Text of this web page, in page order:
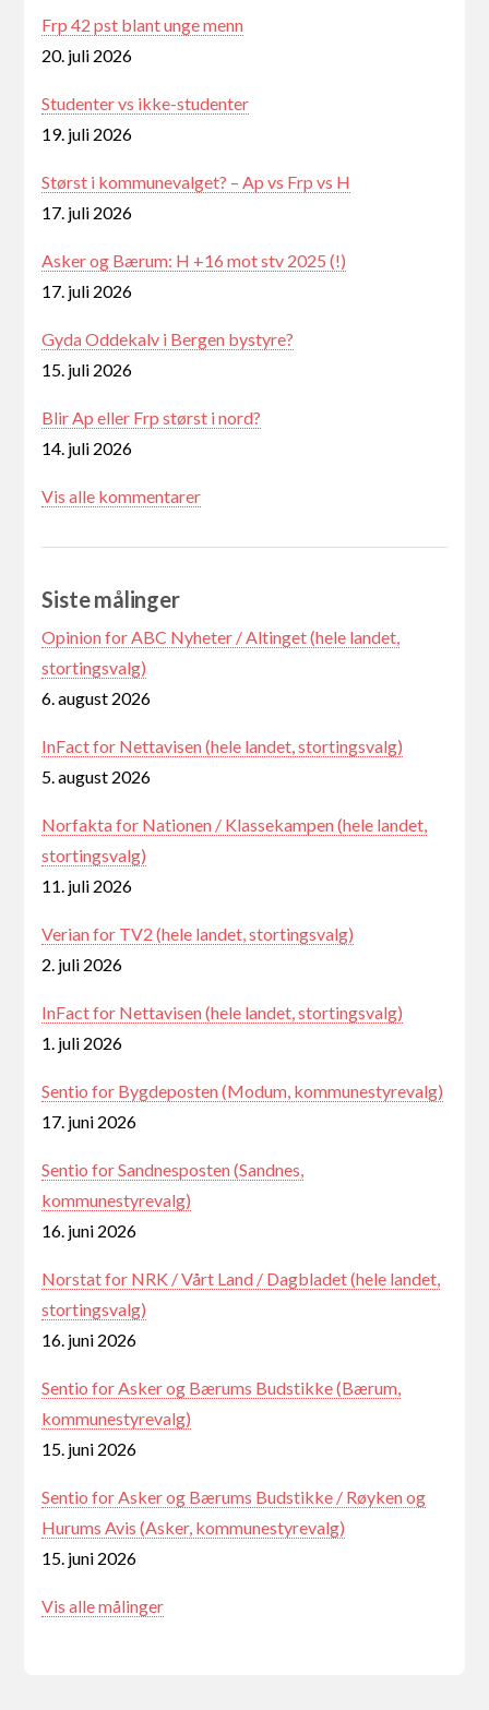
Frp 42 pst blant unge menn
20. juli 2026
Studenter vs ikke-studenter
19. juli 2026
Størst i kommunevalget? – Ap vs Frp vs H
17. juli 2026
Asker og Bærum: H +16 mot stv 2025 (!)
17. juli 2026
Gyda Oddekalv i Bergen bystyre?
15. juli 2026
Blir Ap eller Frp størst i nord?
14. juli 2026
Vis alle kommentarer
Siste målinger
Opinion for ABC Nyheter / Altinget (hele landet,
stortingsvalg)
6. august 2026
InFact for Nettavisen (hele landet, stortingsvalg)
5. august 2026
Norfakta for Nationen / Klassekampen (hele landet,
stortingsvalg)
11. juli 2026
Verian for TV2 (hele landet, stortingsvalg)
2. juli 2026
InFact for Nettavisen (hele landet, stortingsvalg)
1. juli 2026
Sentio for Bygdeposten (Modum, kommunestyrevalg)
17. juni 2026
Sentio for Sandnesposten (Sandnes,
kommunestyrevalg)
16. juni 2026
Norstat for NRK / Vårt Land / Dagbladet (hele landet,
stortingsvalg)
16. juni 2026
Sentio for Asker og Bærums Budstikke (Bærum,
kommunestyrevalg)
15. juni 2026
Sentio for Asker og Bærums Budstikke / Røyken og
Hurums Avis (Asker, kommunestyrevalg)
15. juni 2026
Vis alle målinger